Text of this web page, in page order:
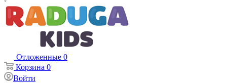
Отложенные 0
Корзина 0
Войти